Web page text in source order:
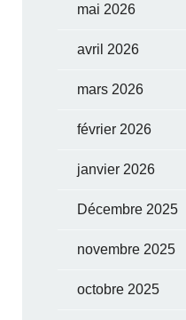
mai 2026
avril 2026
mars 2026
février 2026
janvier 2026
Décembre 2025
novembre 2025
octobre 2025